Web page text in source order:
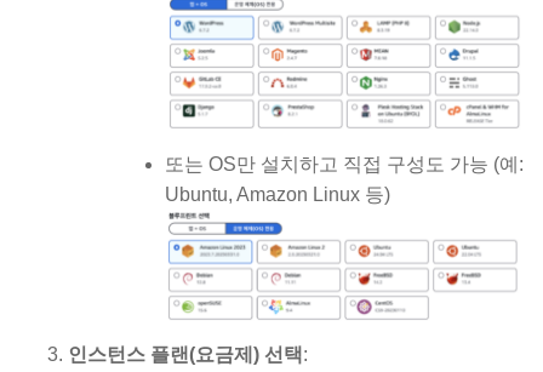
또는 OS만 설치하고 직접 구성도 가능 (예:
Ubuntu, Amazon Linux 등)
인스턴스 플랜(요금제) 선택 :